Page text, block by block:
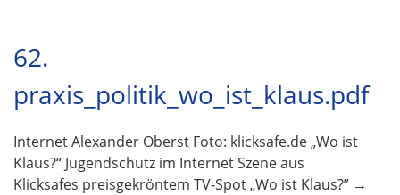
62.
praxis_politik_wo_ist_klaus.pdf
Internet Alexander Oberst Foto: klicksafe.de „Wo ist
Klaus?“ Jugendschutz im Internet Szene aus
Klicksafes preisgekröntem TV-Spot „Wo ist Klaus?” →